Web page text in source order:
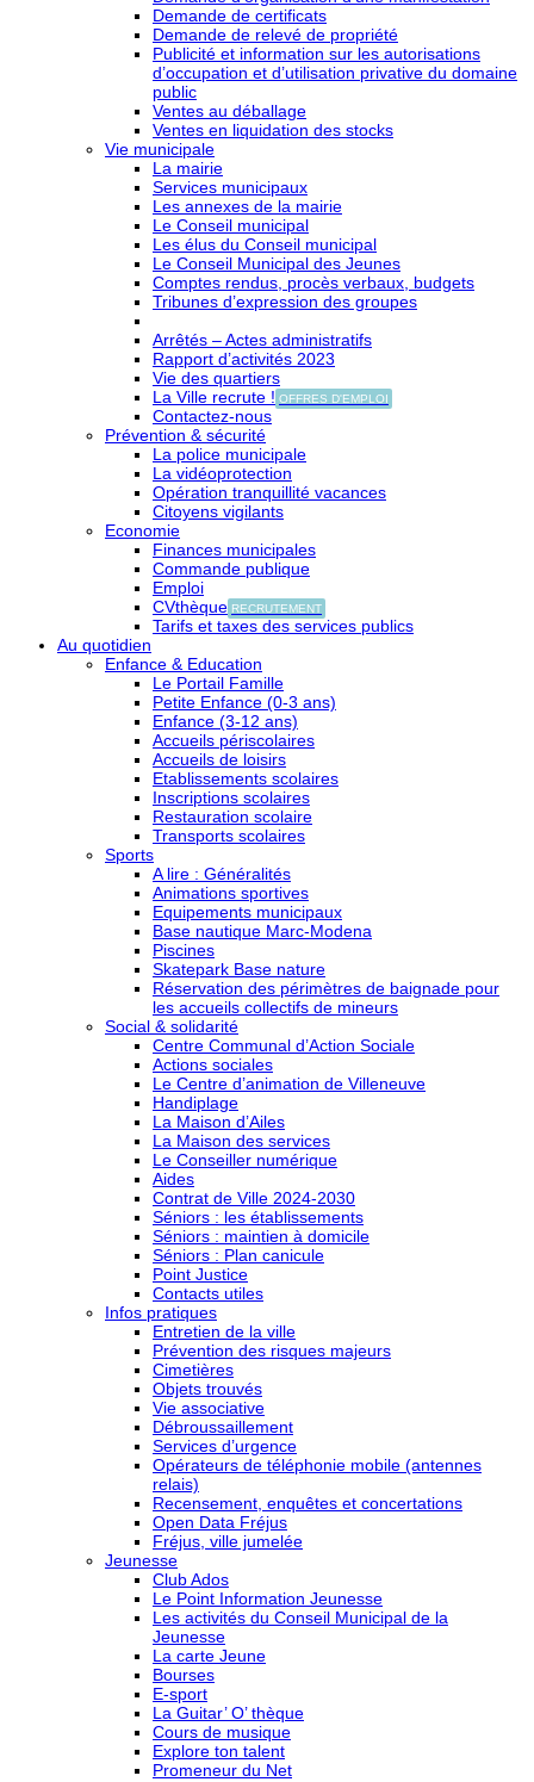
Demande de certificats
Demande de relevé de propriété
Publicité et information sur les autorisations
d’occupation et d’utilisation privative du domaine
public
Ventes au déballage
Ventes en liquidation des stocks
Vie municipale
La mairie
Services municipaux
Les annexes de la mairie
Le Conseil municipal
Les élus du Conseil municipal
Le Conseil Municipal des Jeunes
Comptes rendus, procès verbaux, budgets
Tribunes d’expression des groupes
Arrêtés – Actes administratifs
Rapport d’activités 2023
Vie des quartiers
La Ville recrute ! OFFRES D'EMPLOI
Contactez-nous
Prévention & sécurité
La police municipale
La vidéoprotection
Opération tranquillité vacances
Citoyens vigilants
Economie
Finances municipales
Commande publique
Emploi
CVthèque RECRUTEMENT
Tarifs et taxes des services publics
Au quotidien
Enfance & Education
Le Portail Famille
Petite Enfance (0-3 ans)
Enfance (3-12 ans)
Accueils périscolaires
Accueils de loisirs
Etablissements scolaires
Inscriptions scolaires
Restauration scolaire
Transports scolaires
Sports
A lire : Généralités
Animations sportives
Equipements municipaux
Base nautique Marc-Modena
Piscines
Skatepark Base nature
Réservation des périmètres de baignade pour
les accueils collectifs de mineurs
Social & solidarité
Centre Communal d’Action Sociale
Actions sociales
Le Centre d’animation de Villeneuve
Handiplage
La Maison d’Ailes
La Maison des services
Le Conseiller numérique
Aides
Contrat de Ville 2024-2030
Séniors : les établissements
Séniors : maintien à domicile
Séniors : Plan canicule
Point Justice
Contacts utiles
Infos pratiques
Entretien de la ville
Prévention des risques majeurs
Cimetières
Objets trouvés
Vie associative
Débroussaillement
Services d’urgence
Opérateurs de téléphonie mobile (antennes
relais)
Recensement, enquêtes et concertations
Open Data Fréjus
Fréjus, ville jumelée
Jeunesse
Club Ados
Le Point Information Jeunesse
Les activités du Conseil Municipal de la
Jeunesse
La carte Jeune
Bourses
E-sport
La Guitar’ O’ thèque
Cours de musique
Explore ton talent
Promeneur du Net